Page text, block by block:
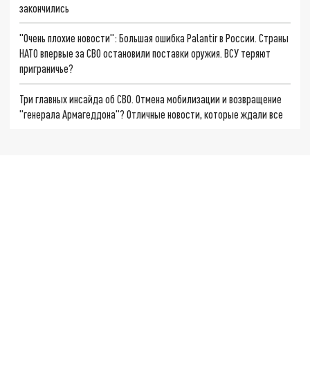
закончились
"Очень плохие новости": Большая ошибка Palantir в России. Страны
НАТО впервые за СВО остановили поставки оружия. ВСУ теряют
приграничье?
Три главных инсайда об СВО. Отмена мобилизации и возвращение
"генерала Армагеддона"? Отличные новости, которые ждали все